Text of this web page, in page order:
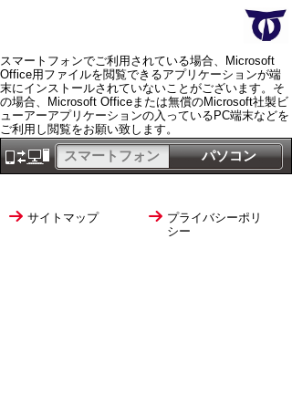
スマートフォンでご利用されている場合、Microsoft
Office用ファイルを閲覧できるアプリケーションが端
末にインストールされていないことがございます。そ
の場合、Microsoft Officeまたは無償のMicrosoft社製ビ
ューアーアプリケーションの入っているPC端末などを
ご利用し閲覧をお願い致します。
パソコン
スマートフォン
サイトマップ
プライバシーポリ
シー